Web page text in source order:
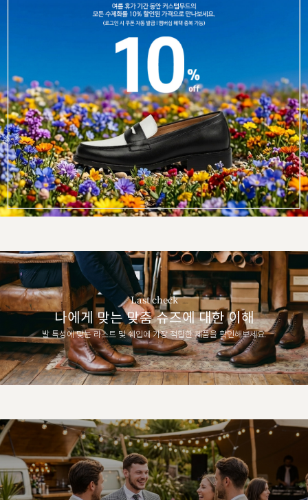
Last check
나에게 맞는 맞춤 슈즈에 대한 이해
발 특성에 맞는 라스트 및 쉐입에 가장 적합한 제품을 확인해보세요.